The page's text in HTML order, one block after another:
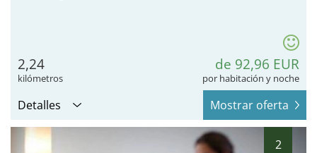
2,24
kilómetros
de 92,96 EUR
por habitación y noche
Detalles Mostrar oferta
2